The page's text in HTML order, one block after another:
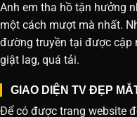
Anh em tha hồ tận hưởng
một cách mượt mà nhất.
đường truyền tại được cập
giật lag, quá tải.
GIAO DIỆN TV ĐẸP
Để có được trang website